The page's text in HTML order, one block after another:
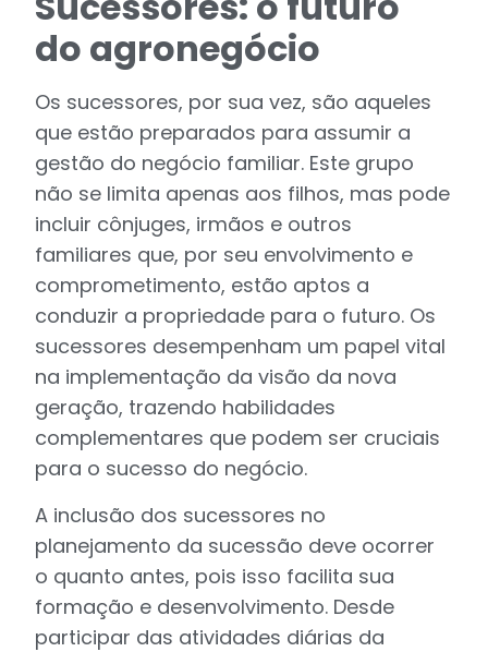
do agronegócio
Os sucessores, por sua vez, são aqueles
que estão preparados para assumir a
gestão do negócio familiar. Este grupo
não se limita apenas aos filhos, mas pode
incluir cônjuges, irmãos e outros
familiares que, por seu envolvimento e
comprometimento, estão aptos a
conduzir a propriedade para o futuro. Os
sucessores desempenham um papel vital
na implementação da visão da nova
geração, trazendo habilidades
complementares que podem ser cruciais
para o sucesso do negócio.
A inclusão dos sucessores no
planejamento da sucessão deve ocorrer
o quanto antes, pois isso facilita sua
formação e desenvolvimento. Desde
participar das atividades diárias da